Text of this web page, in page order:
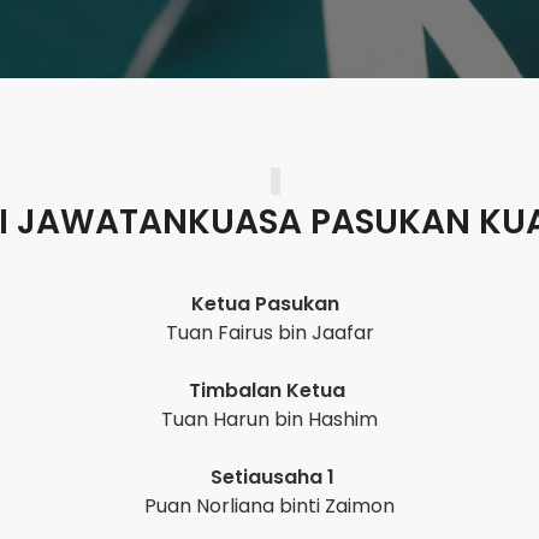
JAWATANKUASA PASUKAN
Ketua Pasukan
Tuan Fairus bin Jaafar
Timbalan Ketua
Tuan Harun bin Hashim
Setiausaha 1
Puan Norliana binti Zaimon